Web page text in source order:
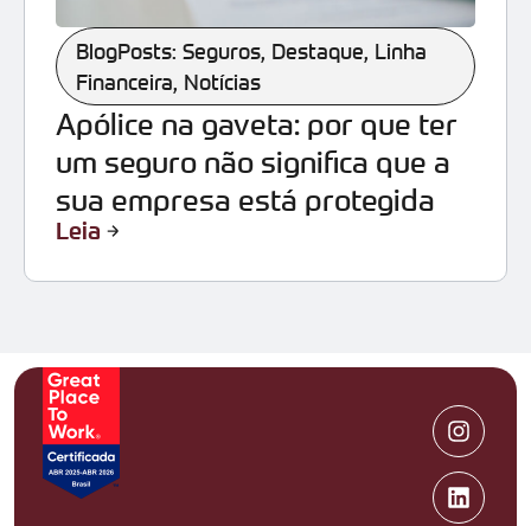
BlogPosts: Seguros, Destaque, Linha
Financeira, Notícias
Apólice na gaveta: por que ter
um seguro não significa que a
sua empresa está protegida
Leia